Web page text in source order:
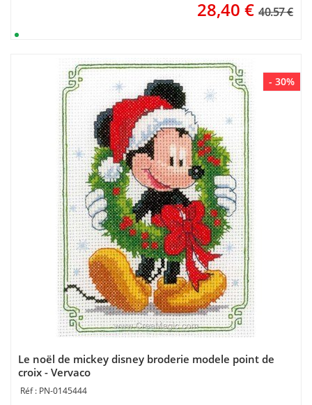
28,40 € 40.57 €
- 30%
Le noël de mickey disney broderie modele point de
croix - Vervaco
PN-0145444